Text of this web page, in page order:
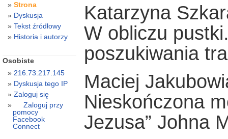
Katarzyna
W obliczu
poszukiwania
Maciej
Nieskończona
Jezusa” Johna
Strona
Dyskusja
Tekst źródłowy
Historia i autorzy
Osobiste
216.73.217.145
Dyskusja tego IP
Zaloguj się
Zaloguj przy
pomocy
Facebook
Connect